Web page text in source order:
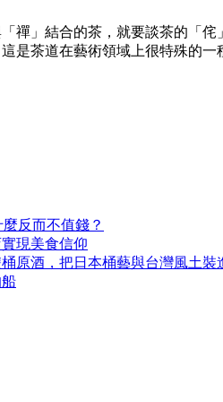
禪」結合的茶，就要談茶的「
是茶道在藝術領域上很特殊的
反而不值錢？
現美食信仰
原酒，把日本桶藝與台灣風土裝